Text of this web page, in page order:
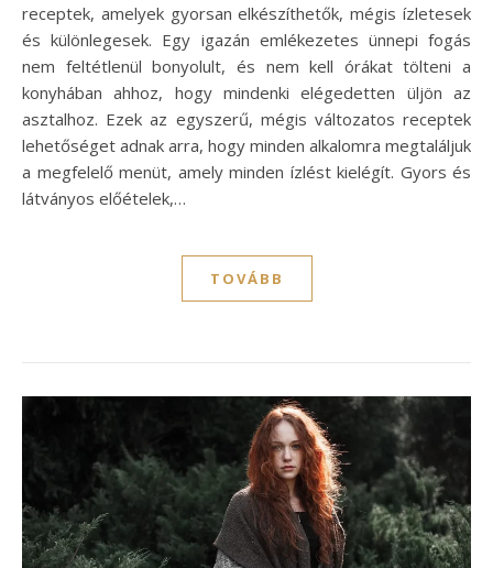
receptek, amelyek gyorsan elkészíthetők, mégis ízletesek
és különlegesek. Egy igazán emlékezetes ünnepi fogás
nem feltétlenül bonyolult, és nem kell órákat tölteni a
konyhában ahhoz, hogy mindenki elégedetten üljön az
asztalhoz. Ezek az egyszerű, mégis változatos receptek
lehetőséget adnak arra, hogy minden alkalomra megtaláljuk
a megfelelő menüt, amely minden ízlést kielégít. Gyors és
látványos előételek,…
TOVÁBB